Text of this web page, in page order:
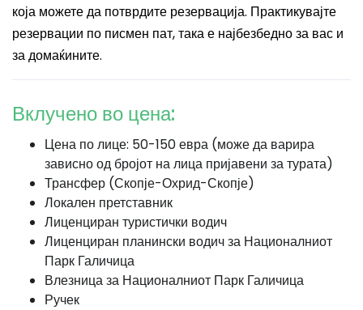
која можете да потврдите резервација. Практикувајте
резервации по писмен пат, така е најбезбедно за вас и
за домаќините.
Вклучено во цена:
Цена по лице: 50-150 евра (може да варира
зависно од бројот на лица пријавени за турата)
Трансфер (Скопје-Охрид-Скопје)
Локален претставник
Лиценциран туристички водич
Лиценциран планински водич за Националниот
Парк Галичица
Влезница за Националниот Парк Галичица
Ручек